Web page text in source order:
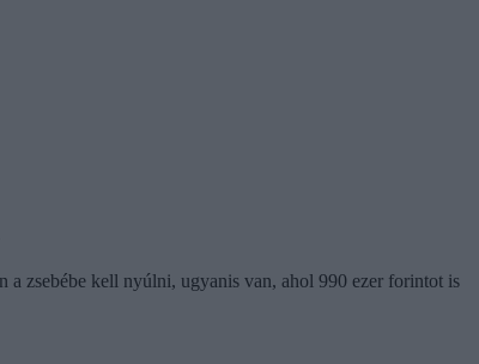
a zsebébe kell nyúlni, ugyanis van, ahol 990 ezer forintot is